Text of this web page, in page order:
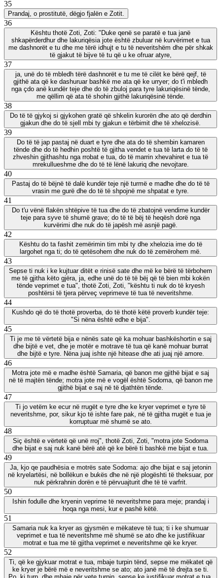
35
Prandaj, o prostitutë, dëgjo fjalën e Zotit.
36
Kështu thotë Zoti, Zoti: "Duke qenë se paratë e tua janë
shkapërderdhur dhe lakuriqësia jote është zbuluar në kurvërimet e tua
me dashnorët e tu dhe me tërë idhujt e tu të neveritshëm dhe për shkak
të gjakut të bijve të tu që u ke ofruar atyre,
37
ja, unë do të mbledh tërë dashnorët e tu me të cilët ke bërë qejf, të
gjithë ata që ke dashuruar bashkë me ata që ke urryer; do t'i mbledh
nga çdo anë kundër teje dhe do të zbuloj para tyre lakuriqësinë tënde,
me qëllim që ata të shohin gjithë lakuriqësinë tënde.
38
Do të të gjykoj si gjykohen gratë që shkelin kurorën dhe ato që derdhin
gjakun dhe do të sjell mbi ty gjakun e tërbimit dhe të xhelozisë.
39
Do të të jap pastaj në duart e tyre dhe ata do të shembin kamaren
tënde dhe do të hedhin poshtë të gjitha vendet e tua të larta do të të
zhveshin gjithashtu nga rrobat e tua, do të marrin xhevahiret e tua të
mrekullueshme dhe do të të lënë lakuriq dhe nevojtare.
40
Pastaj do të bëjnë të dalë kundër teje një turmë e madhe dhe do të të
vrasin me gurë dhe do të të shpojnë me shpatat e tyre.
41
Do t'u vënë flakën shtëpive të tua dhe do të zbatojnë vendime kundër
teje para syve të shumë grave; do të të bëj të heqësh dorë nga
kurvërimi dhe nuk do të japësh më asnjë pagë.
42
Kështu do ta fashit zemërimin tim mbi ty dhe xhelozia ime do të
largohet nga ti; do të qetësohem dhe nuk do të zemërohem më.
43
Sepse ti nuk i ke kujtuar ditët e rinisë sate dhe më ke bërë të tërbohem
me të gjitha këto gjëra, ja, edhe unë do të të bëj që të bien mbi kokën
tënde veprimet e tua", thotë Zoti, Zoti, "kështu ti nuk do të kryesh
poshtërsi të tjera përveç veprimeve të tua të neveritshme.
44
Kushdo që do të thotë proverba, do të thotë këtë proverb kundër teje:
"Si nëna është edhe e bija".
45
Ti je me të vërtetë bija e nënës sate që ka mohuar bashkëshortin e saj
dhe bijtë e vet, dhe je motër e motrave të tua që kanë mohuar burrat
dhe bijtë e tyre. Nëna juaj ishte një hitease dhe ati juaj një amore.
46
Motra jote më e madhe është Samaria, që banon me gjithë bijat e saj
në të majtën tënde; motra jote më e vogël është Sodoma, që banon me
gjithë bijat e saj në të djathtën tënde.
47
Ti jo vetëm ke ecur në rrugët e tyre dhe ke kryer veprimet e tyre të
neveritshme, por, sikur kjo të ishte fare pak, në të gjitha rrugët e tua je
korruptuar më shumë se ato.
48
Siç është e vërtetë që unë rroj", thotë Zoti, Zoti, "motra jote Sodoma
dhe bijat e saj nuk kanë bërë atë që ke bërë ti bashkë me bijat e tua.
49
Ja, kjo qe paudhësia e motrës sate Sodoma: ajo dhe bijat e saj jetonin
në kryelartësi, në bollëkun e bukës dhe në një plogështi të theksuar, por
nuk përkrahnin dorën e të përvuajturit dhe të të varfrit.
50
Ishin fodulle dhe kryenin veprime të neveritshme para meje; prandaj i
hoqa nga mesi, kur e pashë këtë.
51
Samaria nuk ka kryer as gjysmën e mëkateve të tua; ti i ke shumuar
veprimet e tua të neveritshme më shumë se ato dhe ke justifikuar
motrat e tua me të gjitha veprimet e neveritshme që ke kryer.
52
Ti, që ke gjykuar motrat e tua, mbaje turpin tënd, sepse me mëkatet që
ke kryer je bërë më e neveritshme se ato; ato janë më të drejta se ti.